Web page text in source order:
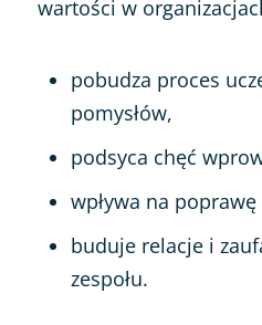
wartości w
pobudza proces
pomysłów,
podsyca chęć
wpływa na
buduje relacje i
zespołu.